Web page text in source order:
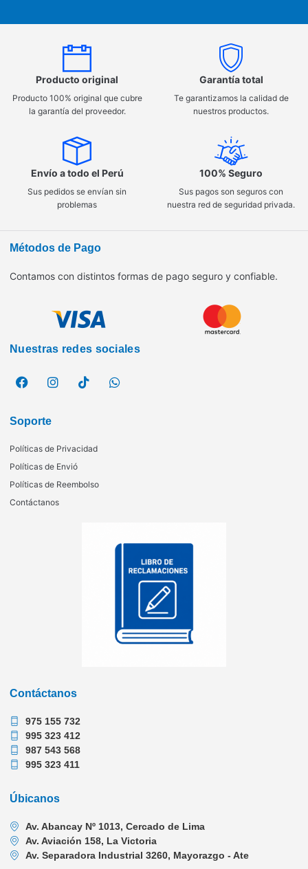
Producto original
Producto 100% original que cubre
la garantía del proveedor.
Garantía total
Te garantizamos la calidad de
nuestros productos.
Envío a todo el Perú
Sus pedidos se envían sin
problemas
100% Seguro
Sus pagos son seguros con
nuestra red de seguridad privada.
Métodos de Pago
Contamos con distintos formas de pago seguro y confiable.
Nuestras redes sociales
Soporte
Políticas de Privacidad
Políticas de Envió
Políticas de Reembolso
Contáctanos
Contáctanos
975 155 732
995 323 412
987 543 568
995 323 411
Úbicanos
Av. Abancay Nº 1013, Cercado de Lima
Av. Aviación 158, La Victoria
Av. Separadora Industrial 3260, Mayorazgo - Ate